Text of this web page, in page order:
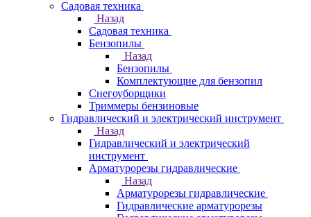
Садовая техника
Назад
Садовая техника
Бензопилы
Назад
Бензопилы
Комплектующие для бензопил
Снегоуборщики
Триммеры бензиновые
Гидравлический и электрический инструмент
Назад
Гидравлический и электрический
инструмент
Арматурорезы гидравлические
Назад
Арматурорезы гидравлические
Гидравлические арматурорезы